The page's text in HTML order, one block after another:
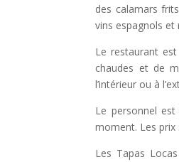
des calamars
vins espagnols et
Le restaurant
chaudes et de
l’intérieur ou à
Le personnel
moment. Les
Les Tapas